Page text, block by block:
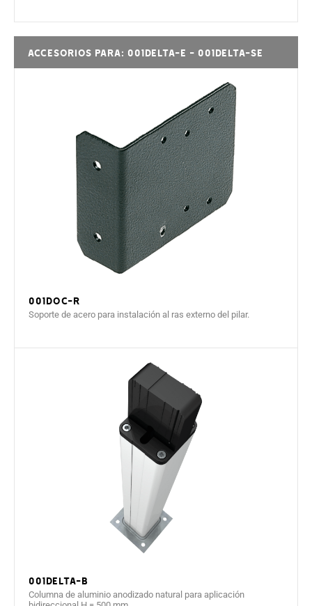
Accesorios para: 001DELTA-E - 001DELTA-SE
001DOC-R
Soporte de acero para instalación al ras externo del pilar.
001DELTA-B
Columna de aluminio anodizado natural para aplicación